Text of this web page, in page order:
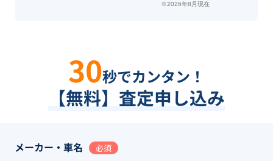
※2026年8月現在
30秒でカンタン！
【無料】査定申し込み
メーカー・車名 必須